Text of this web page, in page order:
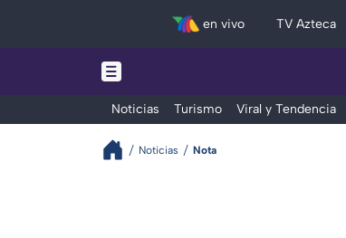
en vivo TV Azteca
Noticias Turismo Viral y Tendencia
Noticias Nota